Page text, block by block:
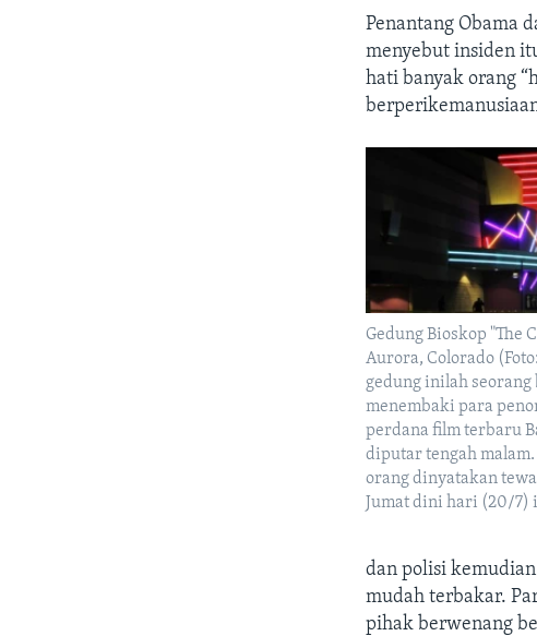
Penantang Obama
menyebut insiden
hati banyak orang
Gedung Bioskop "The
Aurora, Colorado
gedung inilah seorang
menembaki para
perdana film terbaru
diputar tengah
orang dinyatakan
Jumat dini hari (20/7)
dan polisi
mudah terbakar.
pihak berwenang